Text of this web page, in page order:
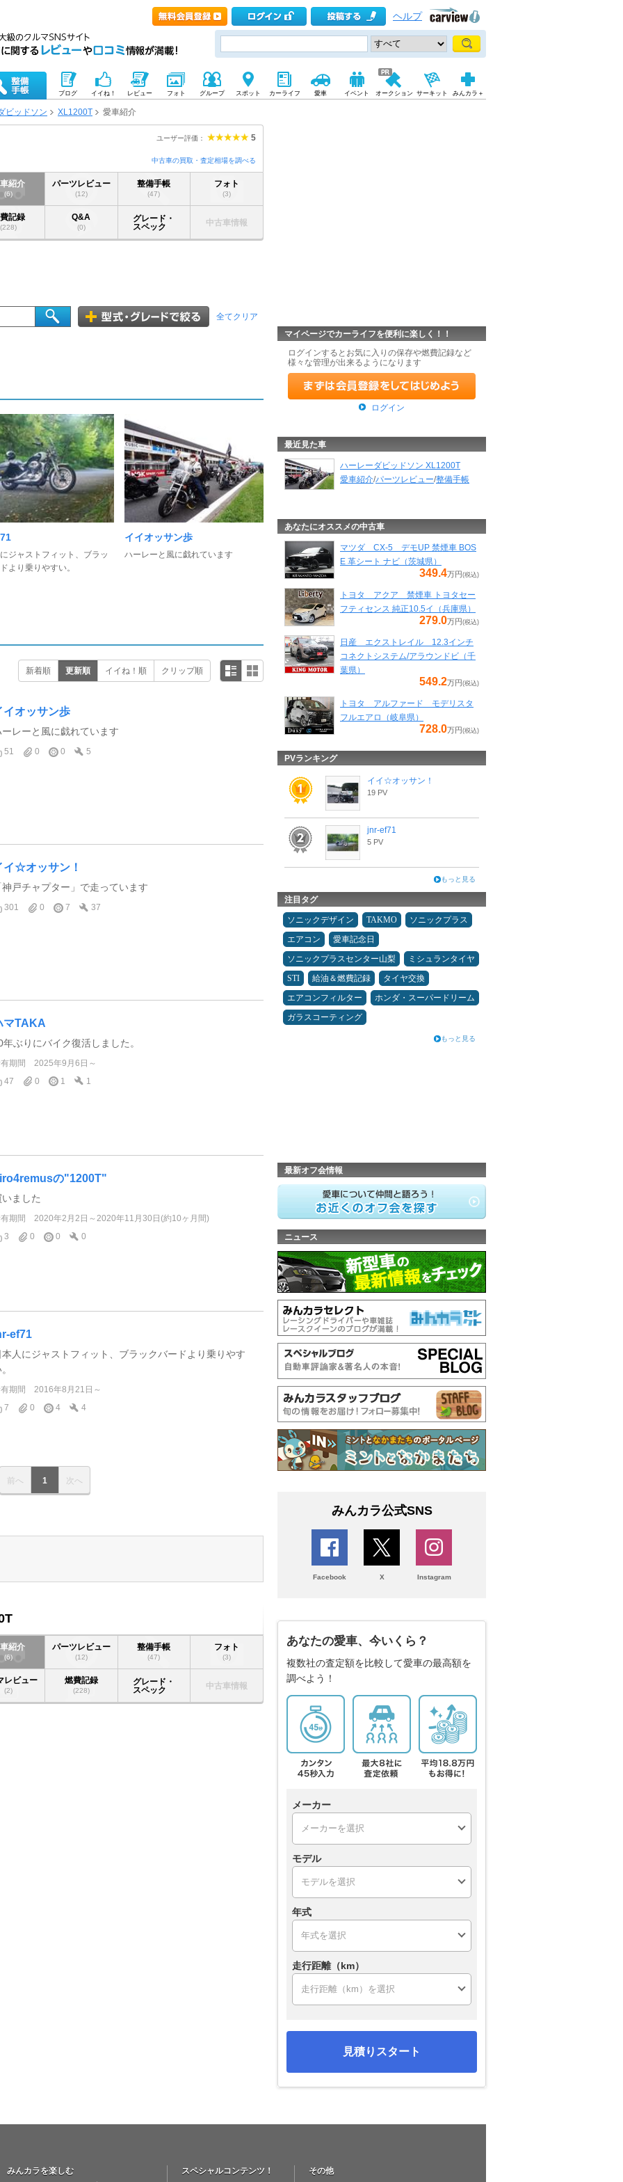
ヘルプ
ブログ イイね！ レビュー フォト グループ スポット カーライフ 愛車 イベント オークション サーキット みんカラ＋
ビッドソン XL1200T 愛車紹介
ユーザー評価： 5
中古車の買取・査定相場を調べる
紹介
(6)
パーツレビュー
(12)
整備手帳
(47)
フォト
(3)
記録
(228)
Q&A
(0)
グレード・
スペック
中古車情報
全てクリア
ジャストフィット、ブラッ
より乗りやすい。
イイオッサン歩
ハーレーと風に戯れています
新着順 更新順 イイね！順 クリップ順
イオッサン歩
ーレーと風に戯れています
51 0 0 5
イ☆オッサン！
神戸チャプター」で走っています
301 0 7 37
マTAKA
年ぶりにバイク復活しました。
期間
2025年9月6日～
47
0 1 1
の"1200T"
いました
期間
2020年2月2日～2020年11月30日(約10ヶ月間)
3
0 0 0
ef71
本人にジャストフィット、ブラックバードより乗りやす
期間
2016年8月21日～
7
0 4 4
前へ 1 次へ
紹介
(6)
パーツレビュー
(12)
整備手帳
(47)
フォト
(3)
レビュー
(2)
燃費記録
(228)
グレード・
スペック
中古車情報
マイページでカーライフを便利に楽しく！！
ログインするとお気に入りの保存や燃費記録など
様々な管理が出来るようになります
ログイン
最近見た車
ハーレーダビッドソン XL1200T
愛車紹介/パーツレビュー/整備手帳
あなたにオススメの中古車
マツダ CX-5 デモUP 禁煙車 BOS
E 革シート ナビ（茨城県）
349.4万円 (税込)
トヨタ アクア 禁煙車 トヨタセー
フティセンス 純正10.5イ（兵庫県）
279.0万円 (税込)
日産 エクストレイル 12.3インチ
コネクトシステム/アラウンドビ（千
葉県）
549.2万円 (税込)
トヨタ アルファード モデリスタ
フルエアロ（岐阜県）
728.0万円 (税込)
PVランキング
イイ☆オッサン！
19 PV
jnr-ef71
5 PV
もっと見る
注目タグ
ソニックデザイン TAKMO
ソニックプラス
エアコン
愛車記念日
ソニックプラスセンター山梨
ミシュランタイヤ
STI
給油＆燃費記録
タイヤ交換
エアコンフィルター
ホンダ・スーパードリーム
ガラスコーティング
もっと見る
最新オフ会情報
ニュース
みんカラ公式SNS
Facebook X Instagram
あなたの愛車、今いくら？
複数社の査定額を比較して愛車の最高額を
調べよう！
メーカー
モデル
年式
走行距離（km）
見積りスタート
みんカラを楽しむ
スペシャルコンテンツ！
その他